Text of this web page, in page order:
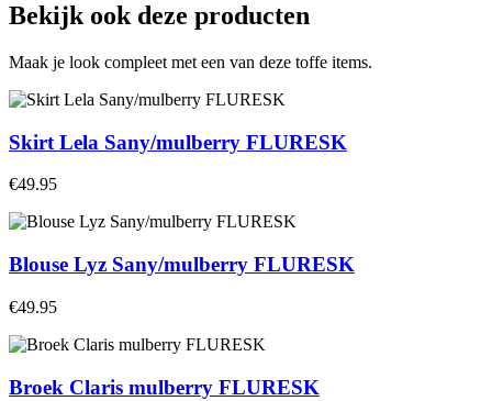
Bekijk ook deze producten
Maak je look compleet met een van deze toffe items.
Skirt Lela Sany/mulberry FLURESK
€49.95
Blouse Lyz Sany/mulberry FLURESK
€49.95
Broek Claris mulberry FLURESK